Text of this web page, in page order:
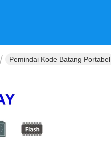
Pemindai Kode Batang Portabel